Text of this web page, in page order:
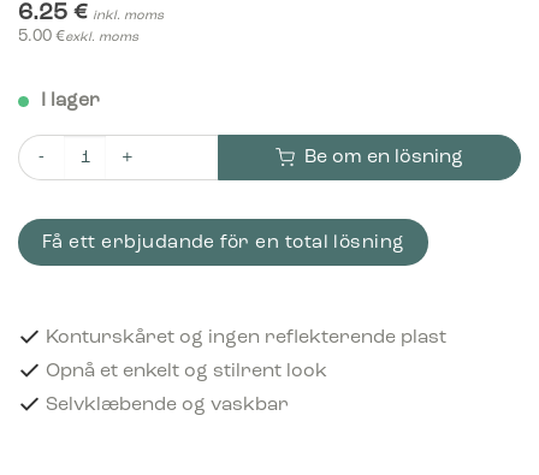
6.25 € inkl. moms
5.00 €exkl. moms
I lager
Piktogram Other waste 15x15 cm Konturskåret Hvid mängd
Be om en lösning
Få ett erbjudande för en total lösning
Konturskåret og ingen reflekterende plast
Opnå et enkelt og stilrent look
Selvklæbende og vaskbar